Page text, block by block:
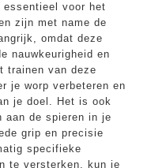
voor het
zijn met name de
omdat deze
nauwkeurigheid en
trainen van deze
je worp verbeteren en
je doel. Het is ook
aan de spieren in je
grip en precisie
specifieke
te versterken, kun je